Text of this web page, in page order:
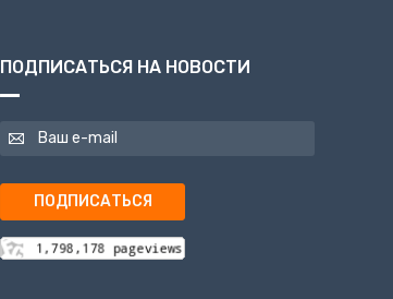
ПОДПИСАТЬСЯ НА НОВОСТИ
ПОДПИСАТЬСЯ